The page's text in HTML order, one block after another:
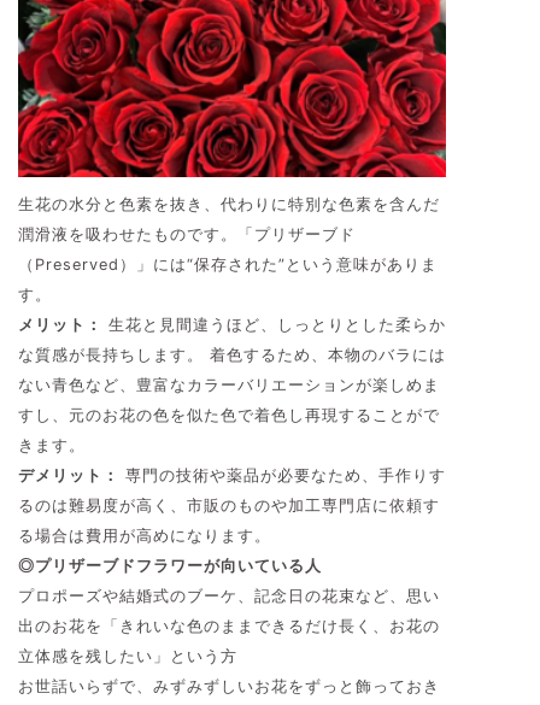
生花の水分と色素を抜き、代わりに特別な色素を含んだ
潤滑液を吸わせたものです。「プリザーブド
（Preserved）」には“保存された”という意味がありま
す。
メリット：
生花と見間違うほど、しっとりとした柔らか
な質感が長持ちします。 着色するため、本物のバラには
ない青色など、豊富なカラーバリエーションが楽しめま
すし、元のお花の色を似た色で着色し再現することがで
きます。
デメリット：
専門の技術や薬品が必要なため、手作りす
るのは難易度が高く、市販のものや加工専門店に依頼す
る場合は費用が高めになります。
◎プリザーブドフラワーが向いている人
プロポーズや結婚式のブーケ、記念日の花束など、思い
出のお花を「きれいな色のままできるだけ長く、お花の
立体感を残したい」という方
お世話いらずで、みずみずしいお花をずっと飾っておき